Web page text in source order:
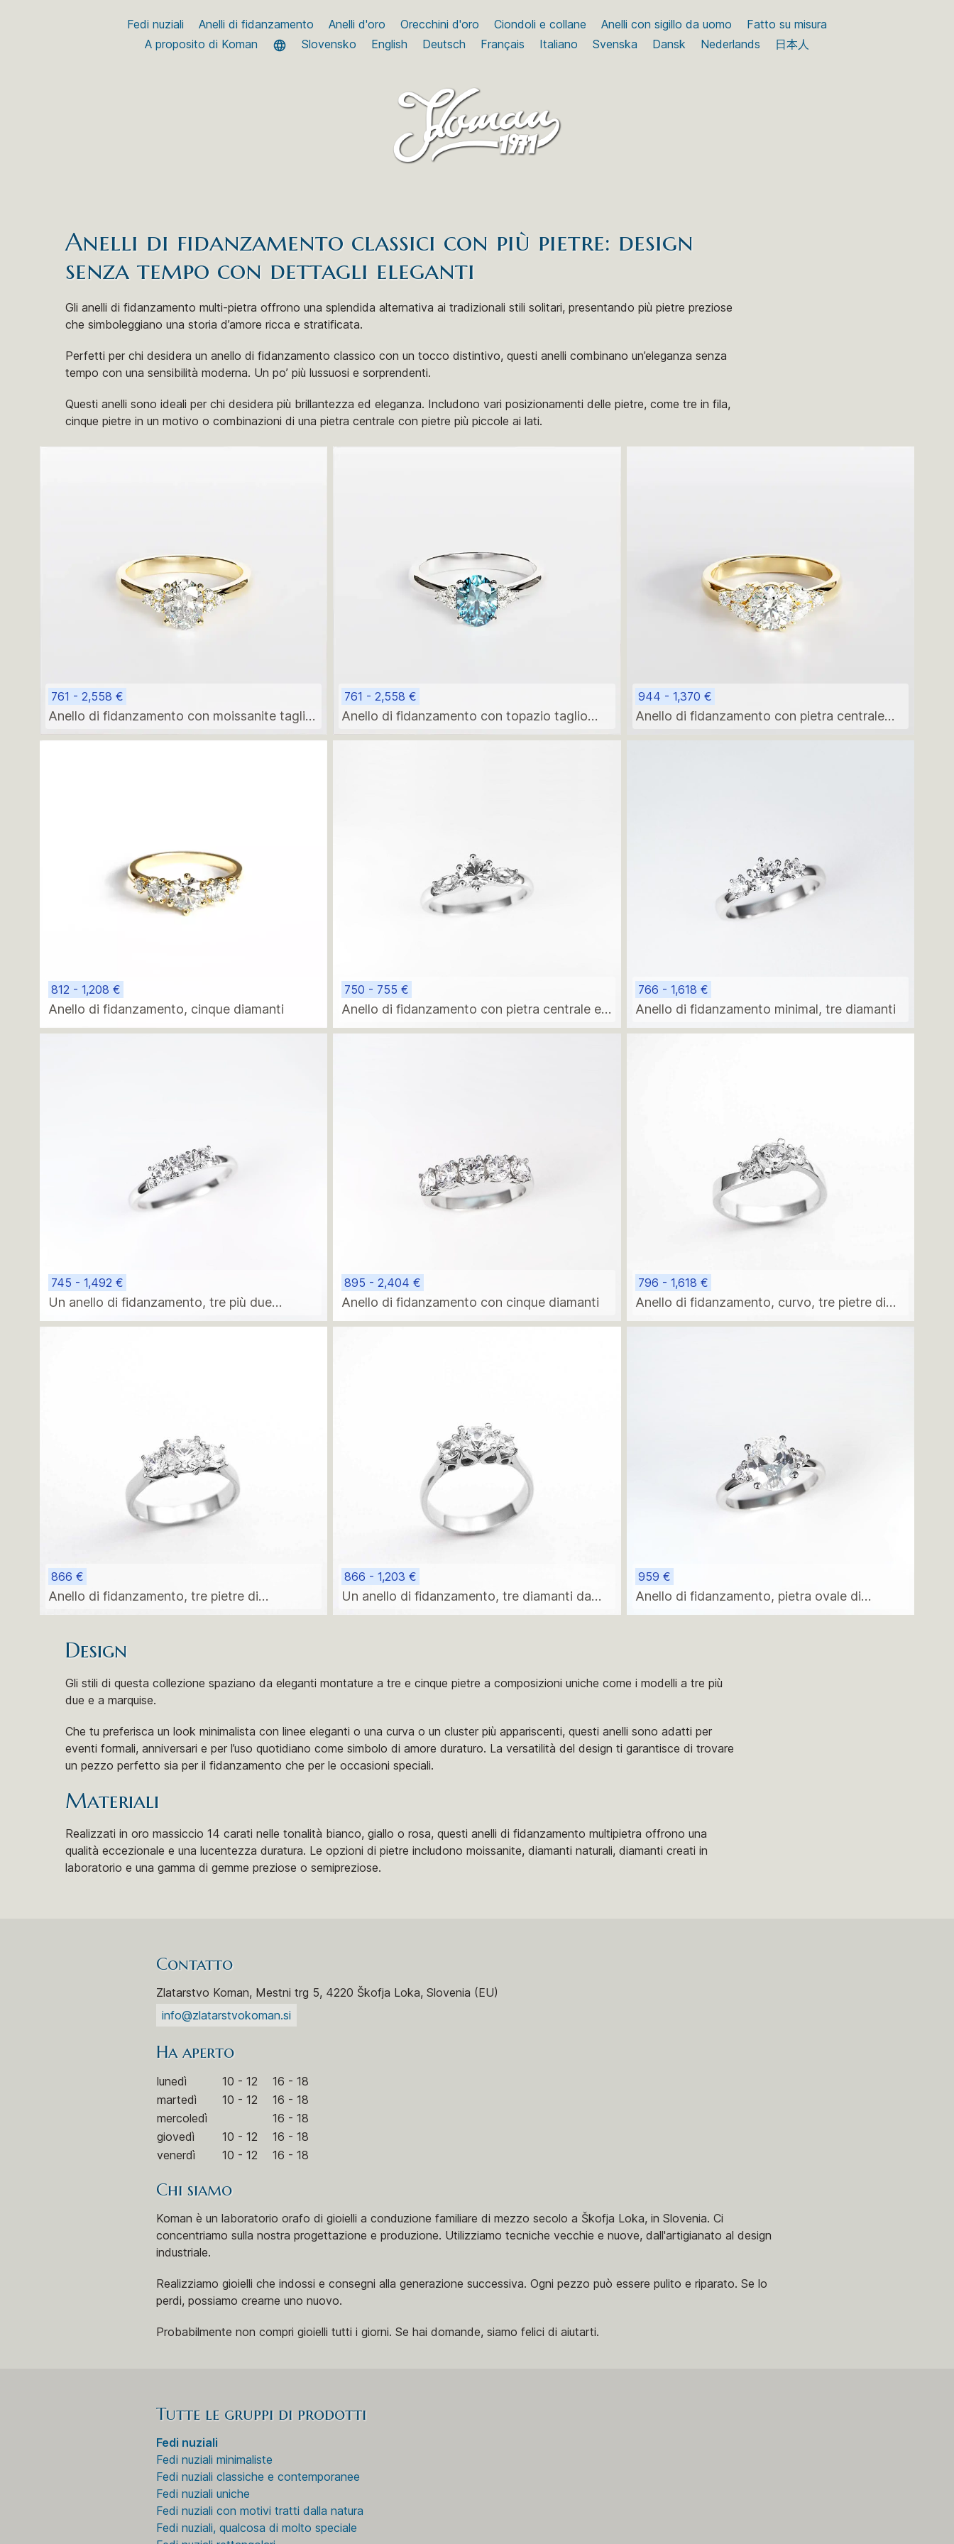
Fedi nuziali Anelli di fidanzamento Anelli d'oro Orecchini d'oro Ciondoli e collane Anelli con sigillo da uomo
Fatto su misura
A proposito di Koman
Slovensko English Deutsch Français Italiano Svenska Dansk Nederlands 日本人
Anelli di fidanzamento classici con più pietre: design
senza tempo con dettagli eleganti
Gli anelli di fidanzamento multi-pietra offrono una splendida alternativa ai tradizionali stili solitari, presentando più pietre preziose
che simboleggiano una storia d’amore ricca e stratificata.
Perfetti per chi desidera un anello di fidanzamento classico con un tocco distintivo, questi anelli combinano un’eleganza senza
tempo con una sensibilità moderna. Un po’ più lussuosi e sorprendenti.
Questi anelli sono ideali per chi desidera più brillantezza ed eleganza. Includono vari posizionamenti delle pietre, come tre in fila,
cinque pietre in un motivo o combinazioni di una pietra centrale con pietre più piccole ai lati.
761 - 2,558 €
Anello di fidanzamento con moissanite taglio
ovale in oro giallo 14 carati e pietre laterali più
761 - 2,558 €
Anello di fidanzamento con topazio taglio
ovale in oro bianco e diamanti laterali più
944 - 1,370 €
Anello di fidanzamento con pietra centrale
812 - 1,208 €
Anello di fidanzamento, cinque diamanti
750 - 755 €
Anello di fidanzamento con pietra centrale e
due pietre marquise
766 - 1,618 €
Anello di fidanzamento minimal, tre diamanti
745 - 1,492 €
Un anello di fidanzamento, tre più due
diamanti
895 - 2,404 €
Anello di fidanzamento con cinque diamanti
796 - 1,618 €
Anello di fidanzamento, curvo, tre pietre di
moissanite
866 €
Anello di fidanzamento, tre pietre di
moissanite
866 - 1,203 €
Un anello di fidanzamento, tre diamanti da
laboratorio
959 €
Anello di fidanzamento, pietra ovale di
moissanite
Design
Gli stili di questa collezione spaziano da eleganti montature a tre e cinque pietre a composizioni uniche come i modelli a tre più
due e a marquise.
Che tu preferisca un look minimalista con linee eleganti o una curva o un cluster più appariscenti, questi anelli sono adatti per
eventi formali, anniversari e per l’uso quotidiano come simbolo di amore duraturo. La versatilità del design ti garantisce di trovare
un pezzo perfetto sia per il fidanzamento che per le occasioni speciali.
Materiali
Realizzati in oro massiccio 14 carati nelle tonalità bianco, giallo o rosa, questi anelli di fidanzamento multipietra offrono una
qualità eccezionale e una lucentezza duratura. Le opzioni di pietre includono moissanite, diamanti naturali, diamanti creati in
laboratorio e una gamma di gemme preziose o semipreziose.
Contatto
Zlatarstvo Koman, Mestni trg 5, 4220 Škofja Loka, Slovenia (EU)
info@zlatarstvokoman.si
Ha aperto
lunedì 10 - 12
16 - 18
martedì
10 - 12
16 - 18
mercoledì
16 - 18
giovedì
10 - 12
16 - 18
venerdì
10 - 12 16 - 18
Chi siamo
Koman è un laboratorio orafo di gioielli a conduzione familiare di mezzo secolo a Škofja Loka, in Slovenia. Ci
concentriamo sulla nostra progettazione e produzione. Utilizziamo tecniche vecchie e nuove, dall'artigianato al design
industriale.
Realizziamo gioielli che indossi e consegni alla generazione successiva. Ogni pezzo può essere pulito e riparato. Se lo
perdi, possiamo crearne uno nuovo.
Probabilmente non compri gioielli tutti i giorni. Se hai domande, siamo felici di aiutarti.
Tutte le gruppi di prodotti
Fedi nuziali
Fedi nuziali minimaliste
Fedi nuziali classiche e contemporanee
Fedi nuziali uniche
Fedi nuziali con motivi tratti dalla natura
Fedi nuziali, qualcosa di molto speciale